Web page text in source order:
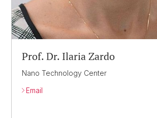
Prof. Dr. Ilaria Zardo
Nano Technology Center
Email